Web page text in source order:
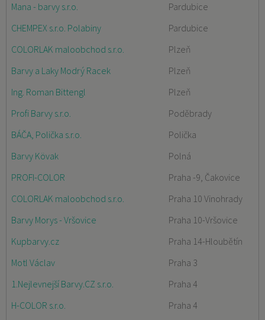
Mana - barvy s.r.o.
Pardubice
CHEMPEX s.r.o. Polabiny
Pardubice
COLORLAK maloobchod s.r.o.
Plzeň
Barvy a Laky Modrý Racek
Plzeň
Ing. Roman Bittengl
Plzeň
Profi Barvy s.r.o.
Poděbrady
BÁČA, Polička s.r.o.
Polička
Barvy Kövak
Polná
PROFI-COLOR
Praha -9, Čakovice
COLORLAK maloobchod s.r.o.
Praha 10 Vinohrady
Barvy Morys - Vršovice
Praha 10-Vršovice
Kupbarvy.cz
Praha 14-Hloubětín
Motl Václav
Praha 3
1.Nejlevnejší Barvy.CZ s.r.o.
Praha 4
H-COLOR s.r.o.
Praha 4